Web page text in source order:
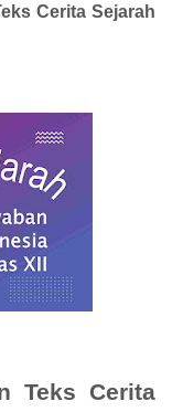
Cerita Sejarah
Teks Cerita